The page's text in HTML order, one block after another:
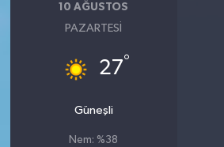
10 AĞUSTOS
PAZARTESI
27°
Güneşli
Nem: %38